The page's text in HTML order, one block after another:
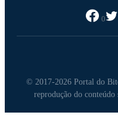
0
© 2017-2026 Portal do
reprodução do conteúdo